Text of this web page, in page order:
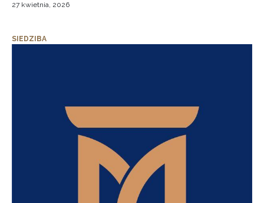
27 kwietnia, 2026
SIEDZIBA